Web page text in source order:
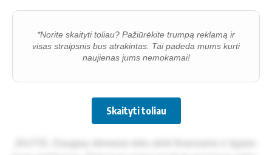
*Norite skaityti toliau? Pažiūrėkite trumpą reklamą ir
visas straipsnis bus atrakintas. Tai padeda mums kurti
naujienas jums nemokamai!
Skaityti toliau